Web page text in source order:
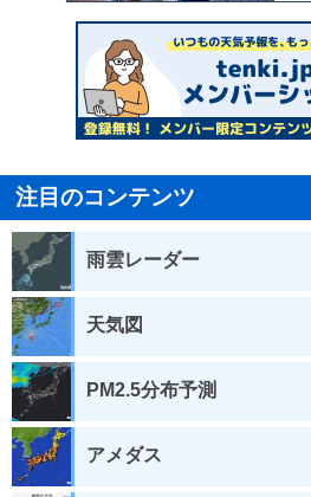
注目のコンテンツ
雨雲レーダー
天気図
PM2.5分布予測
アメダス